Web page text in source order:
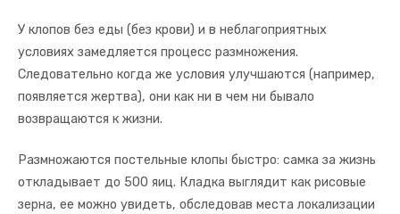
У клопов без еды (без крови) и в неблагоприятных
условиях замедляется процесс размножения.
Следовательно когда же условия улучшаются (например,
появляется жертва), они как ни в чем ни бывало
возвращаются к жизни.
Размножаются постельные клопы быстро: самка за жизнь
откладывает до 500 яиц. Кладка выглядит как рисовые
зерна, ее можно увидеть, обследовав места локализации